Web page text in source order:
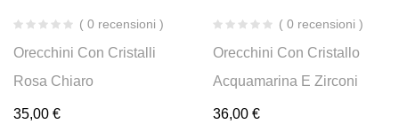
( 0 recensioni )
Orecchini Con Cristalli
Rosa Chiaro
35,00 €
( 0 recensioni )
Orecchini Con Cristallo
Acquamarina E Zirconi
36,00 €